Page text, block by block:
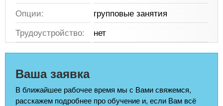
Опции:
групповые занятия
Трудоустройство:
нет
Ваша заявка
В ближайшее рабочее время мы с Вами свяжемся,
расскажем подробнее про обучение и, если Вам всё